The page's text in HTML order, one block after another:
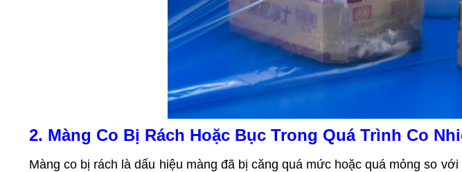
2. Màng Co Bị Rách Hoặc Bục Trong Quá Trình Co
Màng co bị rách là dấu hiệu màng đã bị căng quá mức hoặc quá mỏng so